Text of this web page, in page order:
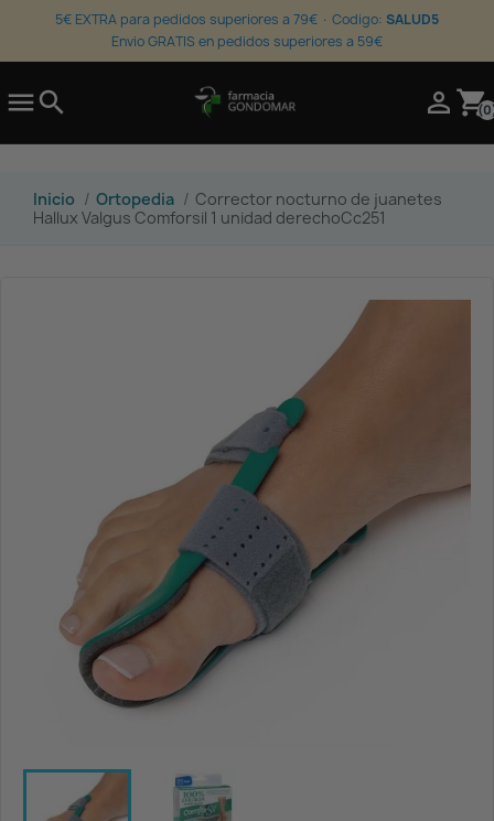
5€ EXTRA para pedidos superiores a 79€ · Codigo: SALUD5
Envio GRATIS en pedidos superiores a 59€
search  shopping_cart
Inicio Ortopedia
Corrector nocturno de juanetes
Hallux Valgus Comforsil 1 unidad derechoCc251